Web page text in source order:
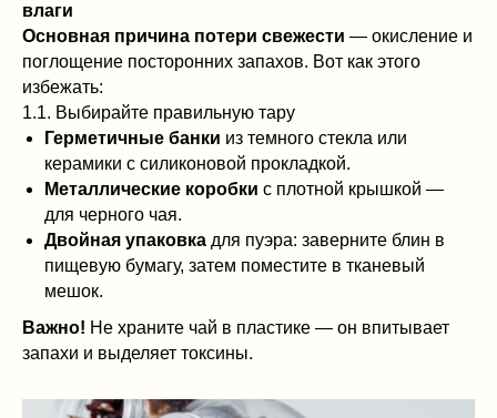
влаги
Основная причина потери свежести — окисление и
поглощение посторонних запахов. Вот как этого
избежать:
1.1. Выбирайте правильную тару
Герметичные банки из темного стекла или
керамики с силиконовой прокладкой.
Металлические коробки с плотной крышкой —
для черного чая.
Двойная упаковка для пуэра: заверните блин в
пищевую бумагу, затем поместите в тканевый
мешок.
Важно! Не храните чай в пластике — он впитывает
запахи и выделяет токсины.